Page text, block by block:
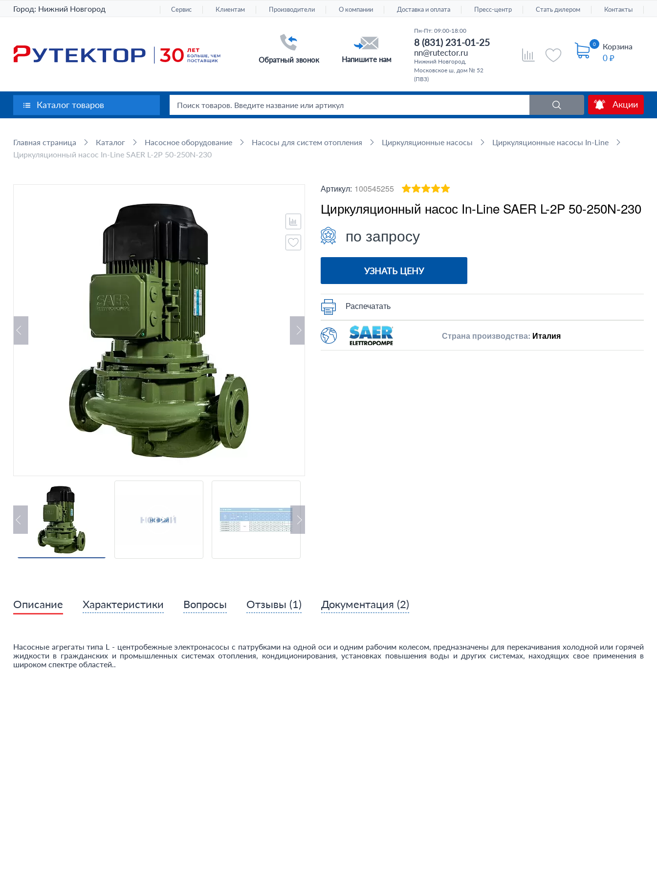
Город: Нижний Новгород Сервис Клиентам Производители О компании Доставка и оплата Пресс-центр Стать дилером Контакты
0 Корзина
0 ₽
Обратный звонок Напишите нам
Пн-Пт: 09:00-18:00
8 (831) 231-01-25
nn@rutector.ru
Нижний Новгород,
Московское ш, дом № 52
(ПВЗ)
Акции
Каталог товаров
Главная страница Каталог Насосное оборудование Насосы для систем отопления Циркуляционные насосы
Циркуляционные насосы In-Line
Циркуляционный насос In-Line SAER L-2P 50-250N-230
Артикул: 100545255
Циркуляционный насос In-Line SAER L-2P 50-250N-230
по запросу
УЗНАТЬ ЦЕНУ
Распечатать
Страна производства: Италия
Описание Характеристики Вопросы Отзывы (1) Документация (2)
Насосные агрегаты типа L - центробежные электронасосы с патрубками на одной оси и одним рабочим колесом, предназначены для перекачивания холодной или горячей
жидкости в гражданских и промышленных системах отопления, кондиционирования, установках повышения воды и других системах, находящих свое применения в
широком спектре областей..